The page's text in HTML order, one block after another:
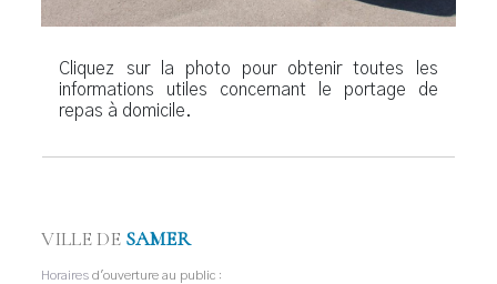
Cliquez sur la photo pour obtenir toutes les
informations utiles concernant le portage de
repas à domicile.
VILLE DE SAMER
Horaires d'ouverture au public :